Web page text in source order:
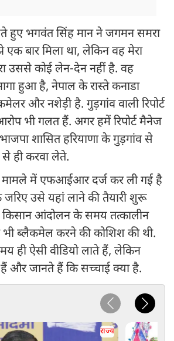
हुए भगवंत सिंह मान ने जगमन समरा
बार मिला था, लेकिन वह मेरा
उससे कोई लेन-देन नहीं है. वह
हुआ है, नेपाल के रास्ते कनाडा
और नशेड़ी है. गुड़गांव वाली रिपोर्ट
भी गलत हैं. अगर हमें रिपोर्ट मैनेज
शासित हरियाणा के गुड़गांव से
ही करवा लेते.
मामले में एफआईआर दर्ज कर ली गई है
उसे यहां लाने की तैयारी शुरू
किसान आंदोलन के समय तत्कालीन
भी ब्लैकमेल करने की कोशिश की थी.
ही ऐसी वीडियो लाते हैं, लेकिन
और जानते हैं कि सच्चाई क्या है.
राज्य